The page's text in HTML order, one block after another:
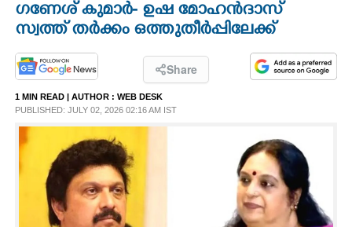
OPINION
PHOTOS
LIFESTYLE
SPIRITUAL
ഗണേശ് കുമാർ- ഉഷ മോഹൻദാസ്
സ്വത്ത് തർക്കം ഒത്തുതീർപ്പിലേക്ക്
Share
1 MIN READ | AUTHOR : WEB DESK
PUBLISHED: JULY 02, 2026 02:16 AM IST